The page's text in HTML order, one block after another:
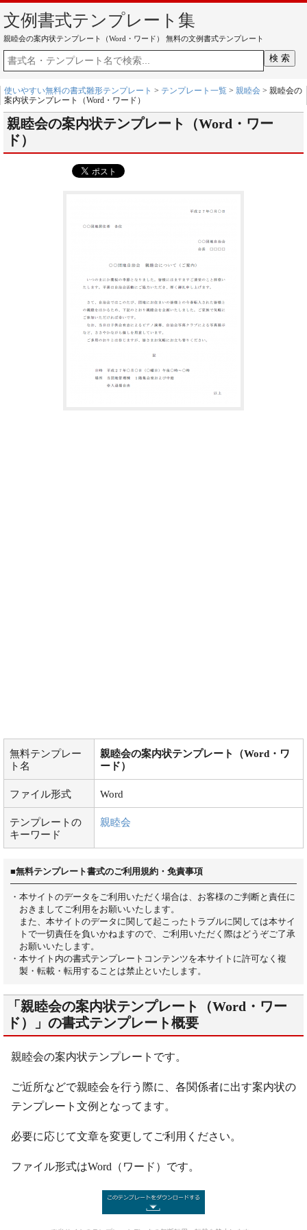
文例書式テンプレート集
親睦会の案内状テンプレート（Word・ワード） 無料の文例書式テンプレート
使いやすい無料の書式雛形テンプレート > テンプレート一覧 > 親睦会 > 親睦会の
案内状テンプレート（Word・ワード）
親睦会の案内状テンプレート（Word・ワー
ド）
無料テンプレー
ト名
親睦会の案内状テンプレート（Word・ワ
ード）
ファイル形式 Word
テンプレートの
キーワード
親睦会
■無料テンプレート書式のご利用規約・免責事項
・本サイトのデータをご利用いただく場合は、お客様のご判断と責任に
おきましてご利用をお願いいたします。
また、本サイトのデータに関して起こったトラブルに関しては本サイ
トで一切責任を負いかねますので、ご利用いただく際はどうぞご了承
お願いいたします。
・本サイト内の書式テンプレートコンテンツを本サイトに許可なく複
製・転載・転用することは禁止といたします。
「親睦会の案内状テンプレート（Word・ワー
ド）」の書式テンプレート概要
親睦会の案内状テンプレートです。
ご近所などで親睦会を行う際に、各関係者に出す案内状の
テンプレート文例となってます。
必要に応じて文章を変更してご利用ください。
ファイル形式はWord（ワード）です。